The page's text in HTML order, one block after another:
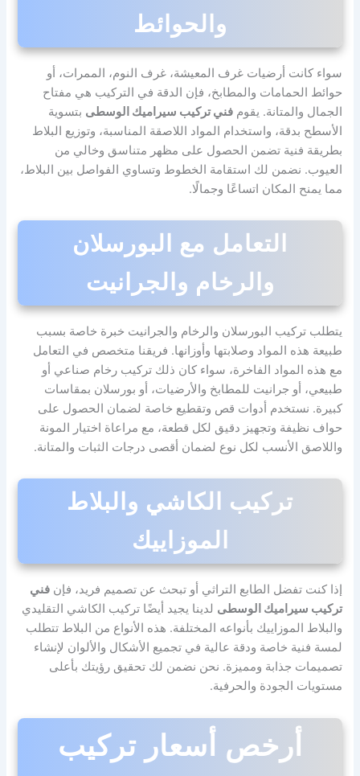
والحوائط
سواء كانت أرضيات غرف المعيشة، غرف النوم، الممرات، أو
حوائط الحمامات والمطابخ، فإن الدقة في التركيب هي مفتاح
الجمال والمتانة. يقومفني تركيب سيراميك الوسطى بتسوية
الأسطح بدقة، واستخدام المواد اللاصقة المناسبة، وتوزيع البلاط
بطريقة فنية تضمن الحصول على مظهر متناسق وخالي من
العيوب. نضمن لك استقامة الخطوط وتساوي الفواصل بين البلاط،
مما يمنح المكان اتساعًا وجمالًا.
التعامل مع البورسلان
والرخام والجرانيت
يتطلب تركيب البورسلان والرخام والجرانيت خبرة خاصة بسبب
طبيعة هذه المواد وصلابتها وأوزانها. فريقنا متخصص في التعامل
مع هذه المواد الفاخرة، سواء كان ذلك تركيب رخام صناعي أو
طبيعي، أو جرانيت للمطابخ والأرضيات، أو بورسلان بمقاسات
كبيرة. نستخدم أدوات قص وتقطيع خاصة لضمان الحصول على
حواف نظيفة وتجهيز دقيق لكل قطعة، مع مراعاة اختيار المونة
واللاصق الأنسب لكل نوع لضمان أقصى درجات الثبات والمتانة.
تركيب الكاشي والبلاط
الموزاييك
إذا كنت تفضل الطابع التراثي أو تبحث عن تصميم فريد، فإنفني
تركيب سيراميك الوسطى لدينا يجيد أيضًا تركيب الكاشي التقليدي
والبلاط الموزاييك بأنواعه المختلفة. هذه الأنواع من البلاط تتطلب
لمسة فنية خاصة ودقة عالية في تجميع الأشكال والألوان لإنشاء
تصميمات جذابة ومميزة. نحن نضمن لك تحقيق رؤيتك بأعلى
مستويات الجودة والحرفية.
أرخص أسعار تركيب